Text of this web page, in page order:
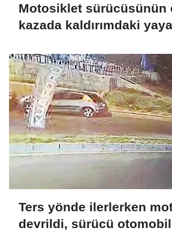
Motosiklet sürücüsünün
kazada kaldırımdaki
Ters yönde ilerlerken
devrildi, sürücü